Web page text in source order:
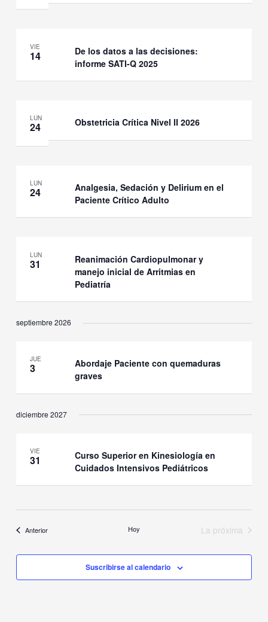
VIE
14
De los datos a las decisiones:
informe SATI-Q 2025
LUN
24 Obstetricia Crítica Nivel II 2026
LUN
24
Analgesia, Sedación y Delirium en el
Paciente Crítico Adulto
LUN
31
Reanimación Cardiopulmonar y
manejo inicial de Arritmias en
Pediatría
septiembre 2026
JUE
3
Abordaje Paciente con quemaduras
graves
diciembre 2027
VIE
31
Curso Superior en Kinesiología en
Cuidados Intensivos Pediátricos
AnteriorEventos Hoy
La próxima
Suscribirse al calendario